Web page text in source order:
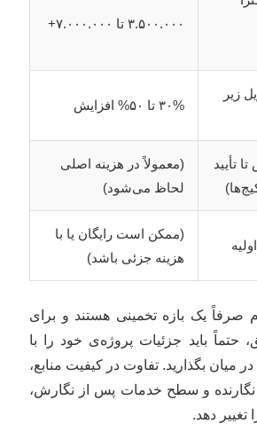
۳.۵۰۰.۰۰۰ تا ۷.۰۰۰.۰۰۰+
زیر
۳۰% تا ۵۰% افزایش
تأیید
(معمولاً در هزینه اصلی
لحاظ می‌شود)
(ممکن است رایگان یا با
هزینه جزئی باشد)
صرفاً یک بازه تخمینی هستند و برای
حتماً باید جزئیات پروژه‌ی خود را با
بگذارید. تفاوت در کیفیت منابع،
و سطح خدمات پس از نگارش،
تغییر دهد.